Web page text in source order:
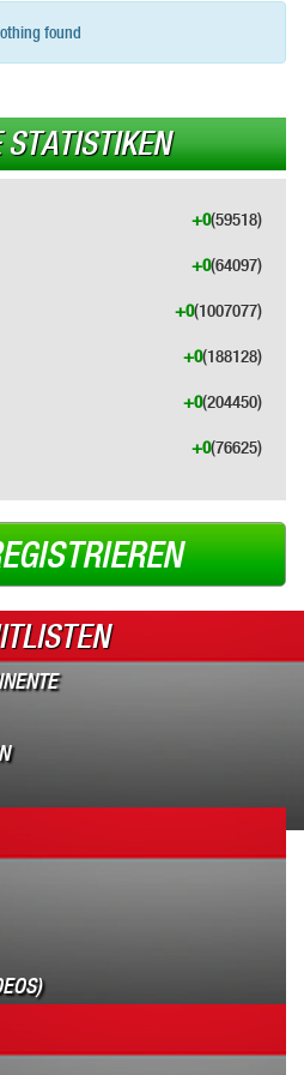
found
STATISTIKEN
(59518)
+0
(64097)
+0
(1007077)
+0
(188128)
+0
(204450)
+0
(76625)
+0